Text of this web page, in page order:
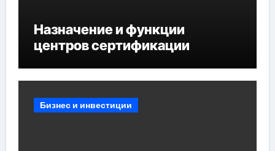
Назначение и функции
центров сертификации
Бизнес и инвестиции